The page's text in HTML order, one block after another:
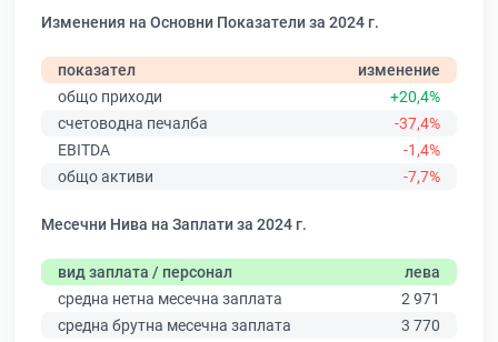
Изменения на Основни Показатели за 2024 г.
показател
изменение
общо приходи
+20,4%
счетоводна печалба
-37,4%
EBITDA
-1,4%
общо активи
-7,7%
Месечни Нива на Заплати за 2024 г.
вид заплата / персонал
лева
средна нетна месечна заплата
2 971
средна брутна месечна заплата
3 770